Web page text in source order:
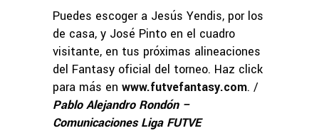
Puedes escoger a Jesús Yendis, por los
de casa, y José Pinto en el cuadro
visitante, en tus próximas alineaciones
del Fantasy oficial del torneo. Haz click
para más en www.futvefantasy.com. /
Pablo Alejandro Rondón –
Comunicaciones Liga FUTVE